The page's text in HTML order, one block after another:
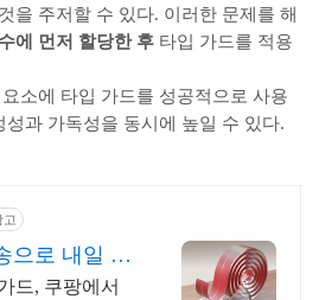
을 주저할 수 있다. 이러한 문제를 해
에 먼저 할당한 후 타입 가드를 적용
소에 타입 가드를 성공적으로 사용
과 가독성을 동시에 높일 수 있다.
고
으로 내일 도
드, 쿠팡에서